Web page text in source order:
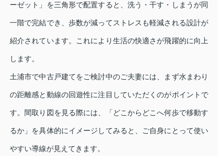
ーゼット」を三角形で配置すると、洗う・干す・しまうが同
一階で完結でき、歩数が減ってストレスも軽減される設計が
紹介されています。これにより生活の快適さが飛躍的に向上
します。
土浦市で中古戸建てをご検討中のご夫妻には、まず水まわり
の距離感と動線の回遊性に注目していただくのがポイントで
す。間取り図を見る際には、「どこからどこへ何歩で移動す
るか」を具体的にイメージしてみると、ご自身にとって使い
やすい導線が見えてきます。